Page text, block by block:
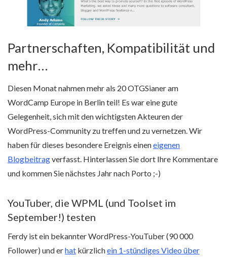
Partnerschaften, Kompatibilität und
mehr…
Diesen Monat nahmen mehr als 20 OTGSianer am
WordCamp Europe in Berlin teil! Es war eine gute
Gelegenheit, sich mit den wichtigsten Akteuren der
WordPress-Community zu treffen und zu vernetzen. Wir
haben für dieses besondere Ereignis eineneigenen
Blogbeitragverfasst. Hinterlassen Sie dort Ihre Kommentare
und kommen Sie nächstes Jahr nach Porto ;-)
YouTuber, die WPML (und Toolset im
September!) testen
Ferdy ist ein bekannter WordPress-YouTuber (90 000
Follower) und erhat kürzlichein 1-stündiges Video über